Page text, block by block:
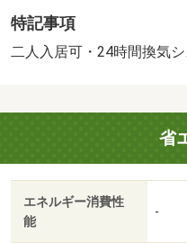
５０円
特記事項
二人入居可・24時間換気
省
エネルギー消費性
能
-